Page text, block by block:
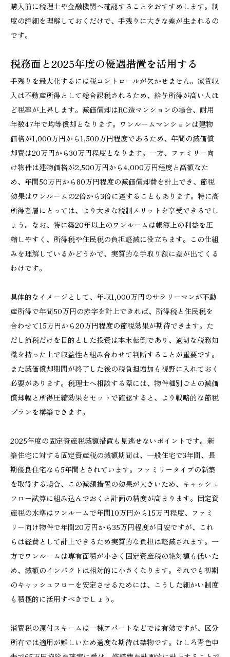
購入前に税理士や金融機関へ確認することをおすすめします。制
度の詳細を理解しておくだけで、手残りに大きな差が生まれるの
です。
税務面と2025年度の優遇措置を活用する
手残りを最大化するには税コントロールが欠かせません。家賃収
入は不動産所得として総合課税されるため、給与所得が高い人ほ
ど税率が上昇します。減価償却はRC造マンションの場合、耐用
年数47年で均等償却となります。ワンルームマンションは建物
価格が1,000万円から1,500万円程度であるため、年間の減価償
却費は20万円から30万円程度となります。一方、ファミリー向
け物件は建物価格が2,500万円から4,000万円程度と高額なた
め、年間50万円から80万円程度の減価償却費を計上でき、節税
効果はワンルームの2倍から3倍に達することもあります。特に高
所得者層にとっては、より大きな税制メリットを享受できるでし
ょう。なお、特に築20年以上のワンルームは帳簿上の利益を圧
縮しやすく、所得税や住民税の負担軽減に役立ちます。この仕組
みを理解しているかどうかで、実質的な手取り額に差が出てくる
わけです。
具体的なイメージとして、年収1,000万円のサラリーマンが不動
産所得で年間50万円の赤字を計上できれば、所得税と住民税を
合わせて15万円から20万円程度の節税効果が期待できます。た
だし節税だけを目的とした投資は本末転倒であり、適切な税務知
識を持った上で収益性と組み合わせて判断することが重要です。
また減価償却期間が終了した後の税負担増加も視野に入れておく
必要があります。税理士へ相談する際には、物件種別ごとの減価
償却幅と所得圧縮効果をセットで確認すると、より戦略的な節税
プランを構築できます。
2025年度の固定資産税減額措置も見逃せないポイントです。新
築住宅に対する固定資産税の減額期間は、一般住宅で3年間、長
期優良住宅なら5年間とされています。ファミリータイプの新築
を取得する場合、この減額措置の効果が大きいため、キャッシュ
フロー試算に組み込んでおくと計画の精度が高まります。固定資
産税の水準はワンルームで年間10万円から15万円程度、ファミ
リー向け物件で年間20万円から35万円程度が目安ですが、これ
らは経費として計上できるため実質的な負担は軽減されます。一
方でワンルームは専有面積が小さく固定資産税の絶対額も低いた
め、減額のインパクトは相対的に小さくなります。それでも初期
のキャッシュフローを安定させるためには、こうした細かい制度
も積極的に活用すべきでしょう。
消費税の還付スキームは一棟アパートなどでは有効ですが、区分
所有では適用が難しいため過度な期待は禁物です。むしろ青色申